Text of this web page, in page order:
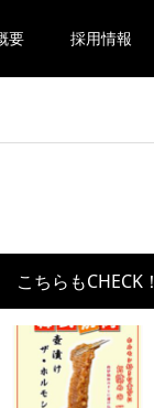
要 採用情報
こちらもCHECK！